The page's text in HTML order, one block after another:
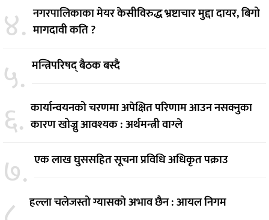
४. नगरपालिकाका मेयर केसीविरुद्ध भ्रष्टाचार मुद्दा दायर, बिगो
मागदावी कति ?
५. मन्त्रिपरिषद् बैठक बस्दै
६. कार्यान्वयनको चरणमा अपेक्षित परिणाम आउन नसक्नुका
कारण खोज्नु आवश्यक : अर्थमन्त्री वाग्ले
७. एक लाख घुससहित सूचना प्रविधि अधिकृत पक्राउ
हल्ला चलेजस्तो ग्यासको अभाव छैन : आयल निगम